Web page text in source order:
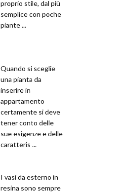
proprio stile, dal più
semplice con poche
piante ...
Quando si sceglie
una pianta da
inserire in
appartamento
certamente si deve
tener conto delle
sue esigenze e delle
caratteris ...
I vasi da esterno in
resina sono sempre